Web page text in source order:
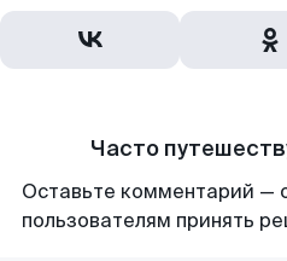
Часто
Оставьте комментарий —
пользователям принять